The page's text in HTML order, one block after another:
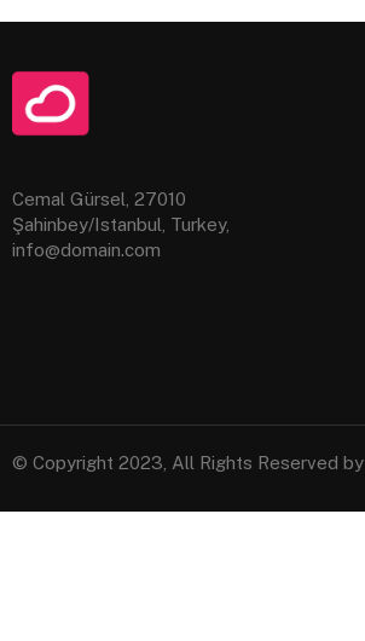
Cemal Gürsel, 27010
Şahinbey/Istanbul, Turkey,
info@domain.com
© Copyright 2023, All Rights Reserved by